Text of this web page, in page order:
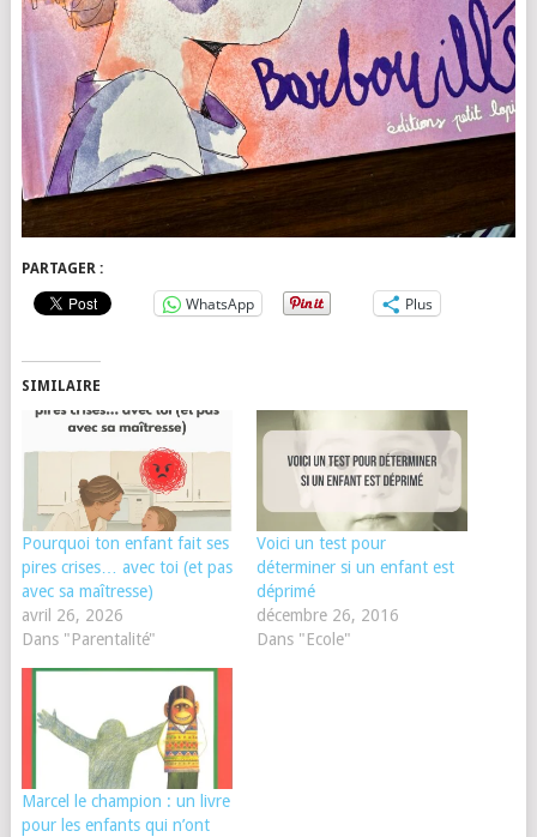
PARTAGER :
WhatsApp Plus
SIMILAIRE
Pourquoi ton enfant fait ses
pires crises… avec toi (et pas
avec sa maîtresse)
avril 26, 2026
Dans "Parentalité"
Voici un test pour
déterminer si un enfant est
déprimé
décembre 26, 2016
Dans "Ecole"
Marcel le champion : un livre
pour les enfants qui n’ont